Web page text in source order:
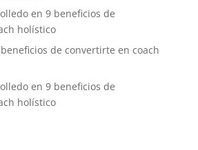
en 9 beneficios de
holístico
de convertirte en coach
en 9 beneficios de
holístico